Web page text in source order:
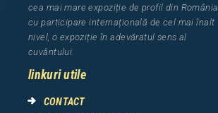
cea mai mare expoziție de profil din România
cu participare internațională de cel maiînalt
nivel, o expoziție în adevăratul sens al
cuvântului.
linkuri utile
CONTACT